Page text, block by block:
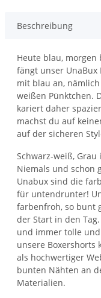
Beschreibung
Heute blau,
fängt unser UnaBux
mit blau an,
weißen Pünktchen.
kariert daher
machst du auf
auf der sicheren
Schwarz-weiß,
Niemals und schon
Unabux sind die
für untendrunter!
farbenfroh, so bunt
der Start in den
und immer tolle
unsere Boxershorts
als hochwertiger
bunten Nähten an
Materialien.